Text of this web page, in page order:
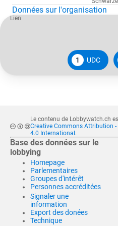
Données sur l'organisation
1 UDC
Lien
Le contenu de Lobbywatch.ch
Creative Commons Attribution
4.0 International .
Base des données sur le
lobbying
Homepage
Parlementaires
Groupes d'intérêt
Personnes accréditées
Signaler une
information
Export des donées
Technique